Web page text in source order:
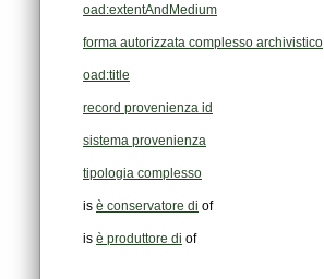
oad:extentAndMedium
forma autorizzata complesso archivistico
oad:title
record provenienza id
sistema provenienza
tipologia complesso
is è conservatore di of
is è produttore di of